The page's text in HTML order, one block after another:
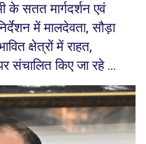
के सतत मार्गदर्शन एवं
में मालदेवता, सौड़ा
क्षेत्रों में राहत,
पर संचालित किए जा रहे ...